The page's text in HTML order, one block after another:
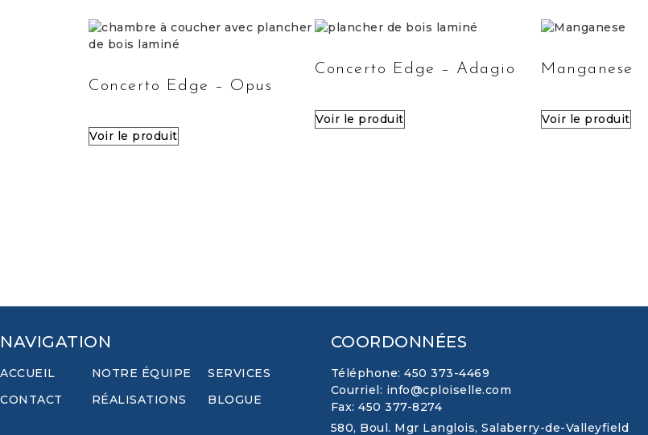
Concerto Edge – Opus
Voir le produit
Concerto Edge – Adagio
Voir le produit
Manganese
Voir le produit
NAVIGATION
ACCUEIL
CONTACT
NOTRE ÉQUIPE
RÉALISATIONS
SERVICES
BLOGUE
COORDONNÉES
Téléphone: 450 373-4469
Courriel: info@cploiselle.com
Fax: 450 377-8274
580, Boul. Mgr Langlois, Salaberry-de-Valleyfield